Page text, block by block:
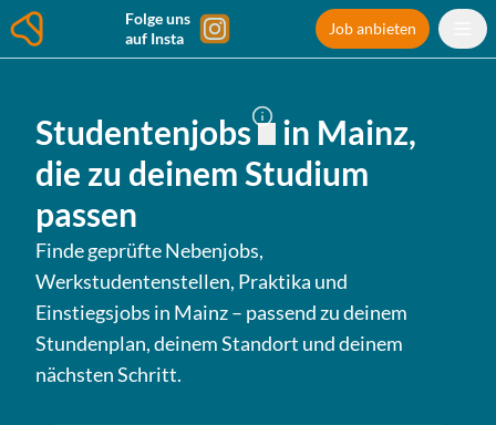
Folge uns
auf Insta
Job anbieten
Studentenjobs in Mainz,
die zu deinem Studium
passen
Finde geprüfte Nebenjobs,
Werkstudentenstellen, Praktika und
Einstiegsjobs in Mainz– passend zu deinem
Stundenplan, deinem Standort und deinem
nächsten Schritt.